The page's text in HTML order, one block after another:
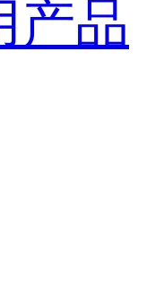
产品